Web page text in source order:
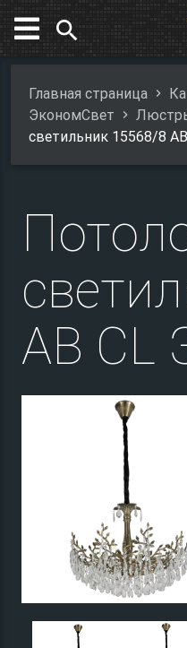
search
Главная страница
ЭкономСвет
светильник 15568/8
AB CL